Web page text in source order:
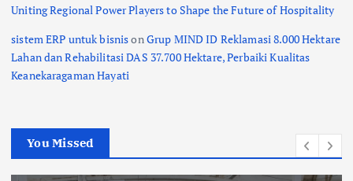
Uniting Regional Power Players to Shape the Future of Hospitality
sistem ERP untuk bisnisonGrup MIND ID Reklamasi 8.000 Hektare
Lahan dan Rehabilitasi DAS 37.700 Hektare, Perbaiki Kualitas
Keanekaragaman Hayati
You Missed